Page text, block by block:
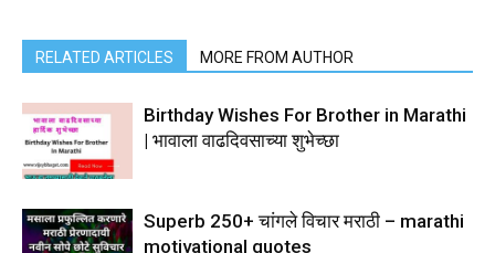
RELATED ARTICLES MORE FROM AUTHOR
Birthday Wishes For Brother in Marathi
| भावाला वाढदिवसाच्या शुभेच्छा
Superb 250+ चांगले विचार मराठी – marathi
motivational quotes